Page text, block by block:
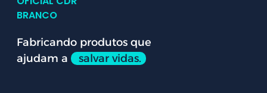
Fabricando produtos que
ajudam a
salvar vidas.